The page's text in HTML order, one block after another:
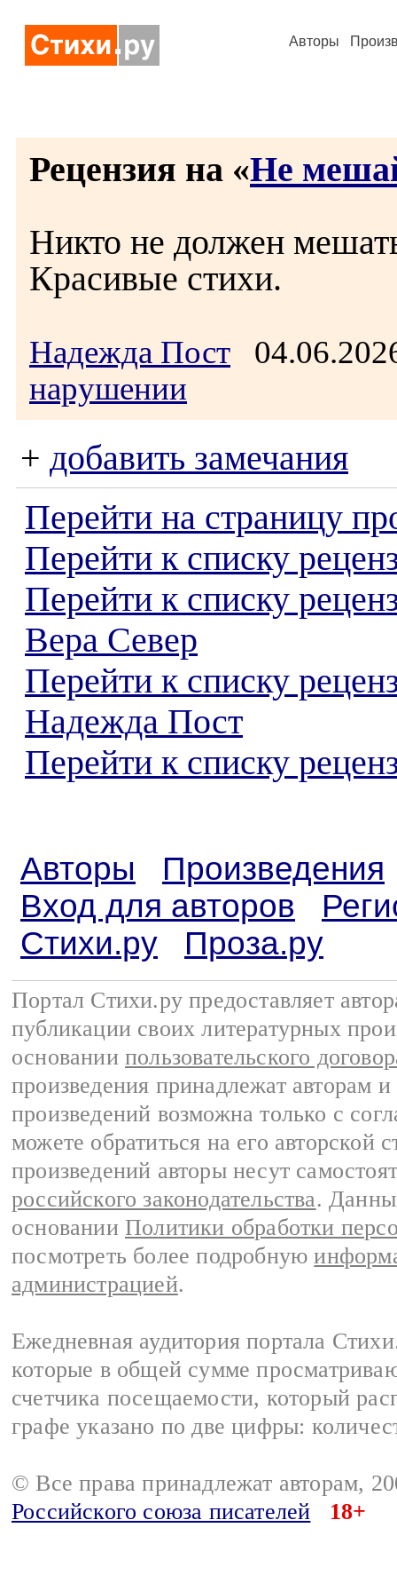
Авторы
Рецензия на «Не
Никто не должен
Красивые стихи.
Надежда Пост
нарушении
+ добавить замечания
Перейти на страницу
Перейти к списку
Перейти к списку
Вера Север
Перейти к списку
Надежда Пост
Перейти к списку
Авторы
Произведения
Вход для авторов
Стихи.ру
Проза.ру
Портал Стихи.ру предоставляет
публикации своих литературных
основании пользовательского
произведения принадлежат авторам
произведений возможна только с
можете обратиться на его авторской
произведений авторы несут
российского законодательства.
основании Политики обработки
посмотреть более подробную
администрацией.
Ежедневная аудитория портала
которые в общей сумме
счетчика посещаемости, который
графе указано по две цифры:
© Все права принадлежат авторам,
Российского союза писателей
18+